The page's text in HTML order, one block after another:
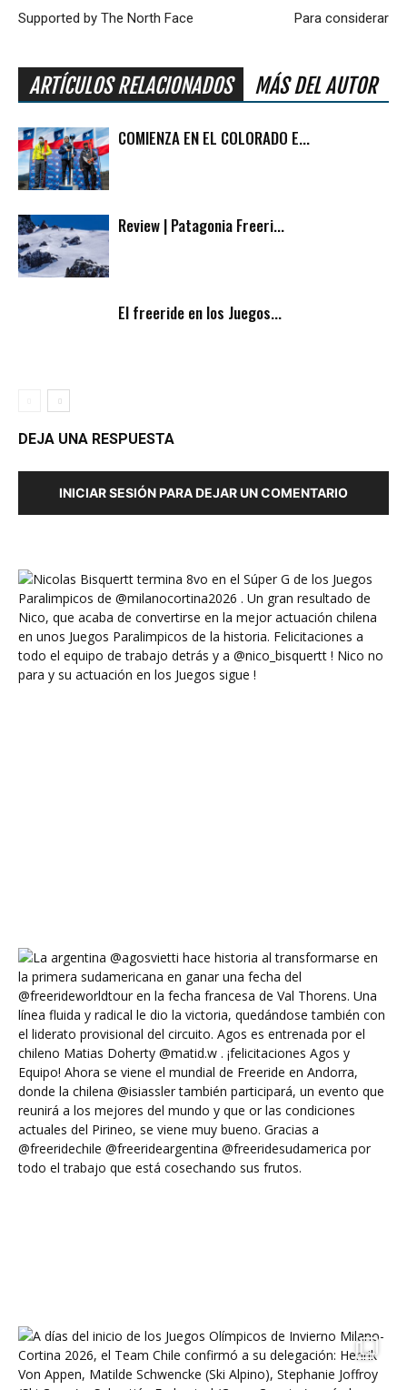
Supported by The North Face Para considerar
ARTÍCULOS RELACIONADOS MÁS DEL AUTOR
COMIENZA EN EL COLORADO E...
Review | Patagonia Freeri...
El freeride en los Juegos...
DEJA UNA RESPUESTA
INICIAR SESIÓN PARA DEJAR UN COMENTARIO